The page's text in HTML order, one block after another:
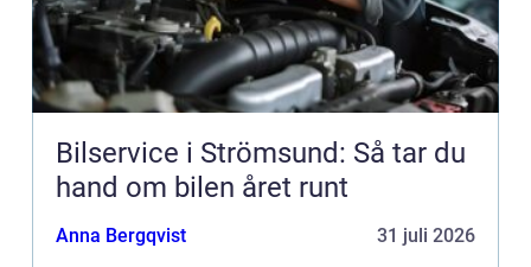
Bilservice i Strömsund: Så tar du
hand om bilen året runt
Anna Bergqvist 31 juli 2026